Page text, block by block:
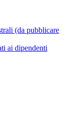
(da pubblicare
ai dipendenti